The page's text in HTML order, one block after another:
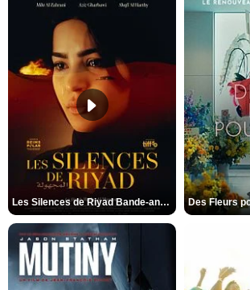
Les Silences de Riyad Bande-annonce VO STFR